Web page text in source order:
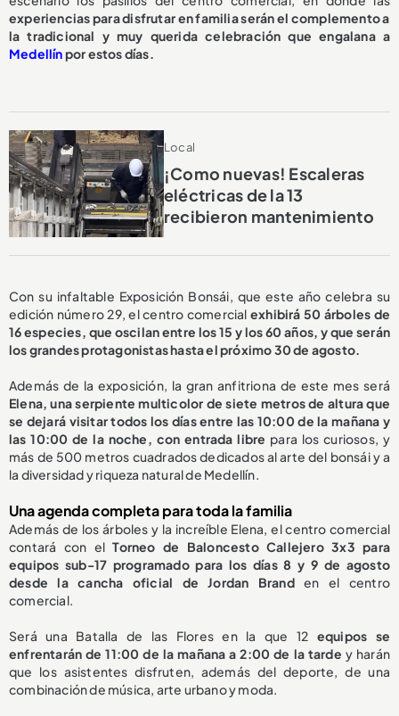
experiencias para disfrutar en familia serán el complemento a
la tradicional y muy querida celebración que engalana a
Medellínpor estos días.
Local
¡Como nuevas! Escaleras
eléctricas de la 13
recibieron mantenimiento
Con su infaltable Exposición Bonsái, que este año celebra su
edición número 29, el centro comercial exhibirá 50 árboles de
16 especies, que oscilan entre los 15 y los 60 años, y que serán
los grandes protagonistas hasta el próximo 30 de agosto.
Además de la exposición, la gran anfitriona de este mes será
Elena, una serpiente multicolor de siete metros de altura que
se dejará visitar todos los días entre las 10:00 de la mañana y
las 10:00 de la noche, con entrada libre para los curiosos, y
más de 500 metros cuadrados dedicados al arte del bonsái y a
la diversidad y riqueza natural de Medellín.
Una agenda completa para toda la familia
Además de los árboles y la increíble Elena, el centro comercial
contará con elTorneo de Baloncesto Callejero 3x3 para
equipos sub-17 programado para los días 8 y 9 de agosto
desde la cancha oficial de Jordan Branden el centro
comercial.
Será una Batalla de las Flores en la que 12 equipos se
enfrentarán de 11:00 de la mañana a 2:00 de la tarde y harán
que los asistentes disfruten, además del deporte, de una
combinación de música, arte urbano y moda.